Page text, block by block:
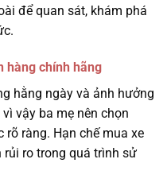
để quan sát, khám phá
hàng chính hãng
hằng ngày và ảnh hưởng
vậy ba mẹ nên chọn
ràng. Hạn chế mua xe
ro trong quá trình sử